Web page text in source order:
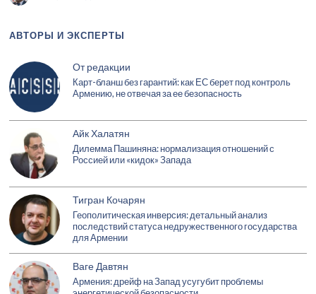
АВТОРЫ И ЭКСПЕРТЫ
От редакции
Карт-бланш без гарантий: как ЕС берет под контроль
Армению, не отвечая за ее безопасность
Айк Халатян
Дилемма Пашиняна: нормализация отношений с
Россией или «кидок» Запада
Тигран Кочарян
Геополитическая инверсия: детальный анализ
последствий статуса недружественного государства
для Армении
Ваге Давтян
Армения: дрейф на Запад усугубит проблемы